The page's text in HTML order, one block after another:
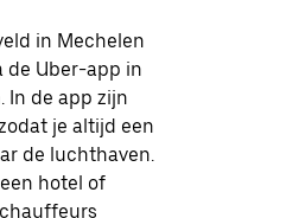
in Mechelen
de Uber-app in
In de app zijn
je altijd een
de luchthaven.
hotel of